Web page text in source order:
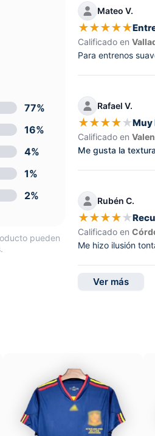
77%
16%
4%
1%
2%
pueden
Mateo V.
★★★★★
Calificado en
Para entrenos
Rafael V.
★★★★★Muy
Calificado en
Me gusta la
Rubén C.
★★★★★
Calificado en
Me hizo ilusión
Ver más